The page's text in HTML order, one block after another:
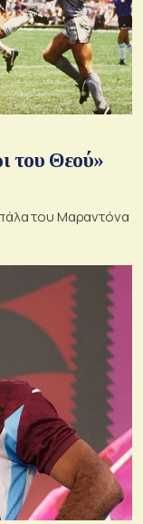
του Θεού»
του Μαραντόνα